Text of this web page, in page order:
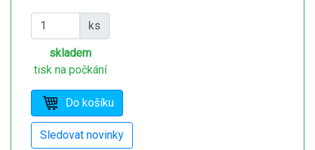
ks
skladem
tisk na počkání